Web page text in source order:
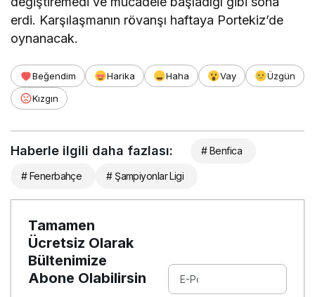
erdi. Karşılaşmanın rövanşı haftaya Portekiz’de
oynanacak.
Beğendim Harika Haha Vay
Üzgün
Kızgın
Haberle ilgili daha fazlası: # Benfica
# Fenerbahçe # Şampiyonlar Ligi
Tamamen
Ücretsiz Olarak
Bültenimize
Abone Olabilirsin